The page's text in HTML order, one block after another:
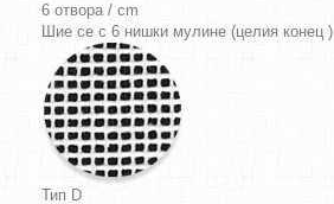
6 отвора / cm
Шие се с 6 нишки мулине (целия конец )
Тип D